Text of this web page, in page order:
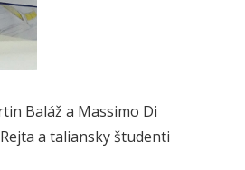
Baláž a Massimo Di
a taliansky študenti